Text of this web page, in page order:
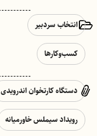
انتخاب سردبیر
کسب‌وکارها
دستگاه کارتخوان اندرویدی
رویداد سیملس خاورمیانه